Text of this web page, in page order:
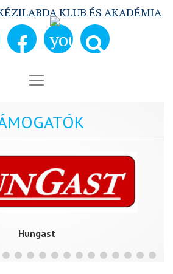
KLUB ÉS AKADÉMIA
Hungast